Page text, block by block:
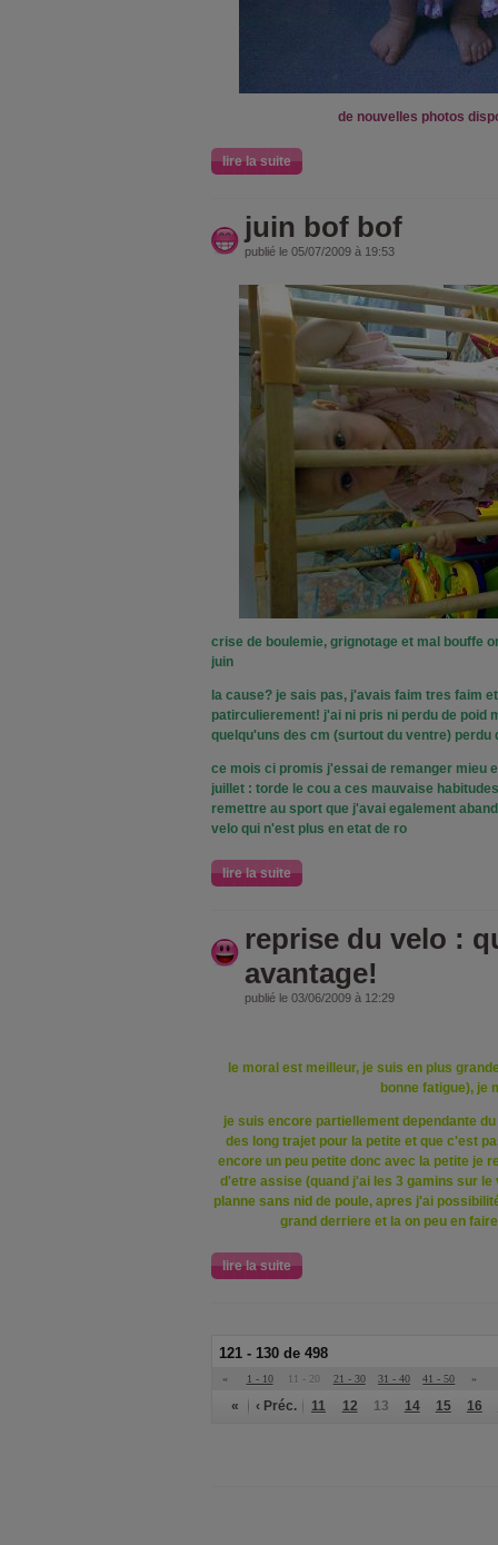
de nouvelles photos
lire la suite
juin bof bof
publié le 05/07/2009 à 19:53
crise de boulemie, grignotage et mal bouffe
juin
la cause? je sais pas, j'avais faim tres faim
patirculierement! j'ai ni pris ni perdu de poid
quelqu'uns des cm (surtout du ventre) perdu
ce mois ci promis j'essai de remanger mieu
juillet : torde le cou a ces mauvaise
remettre au sport que j'avai egalement
velo qui n'est plus en etat de ro
lire la suite
reprise du velo :
avantage!
publié le 03/06/2009 à 12:29
le moral est meilleur, je suis en plus
bonne fatigue), je
je suis encore partiellement dependante
des long trajet pour la petite et que c'est
encore un peu petite donc avec la petite je
d'etre assise (quand j'ai les 3 gamins sur
planne sans nid de poule, apres j'ai
grand derriere et la on peu en
lire la suite
121 - 130 de 498
« 1 - 10 11 - 20 21 - 30 31 - 40 41 - 50 »
« ‹ Préc. 11 12 13 14 15 16